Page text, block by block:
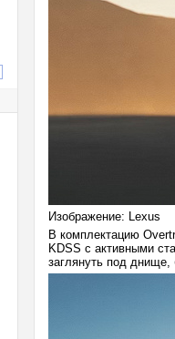
Изображение: Lexus
В комплектацию
KDSS с активными
заглянуть под